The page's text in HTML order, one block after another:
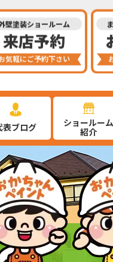
壁塗装ショールーム
来店予約
気軽にご予約下さい
表ブログ
ショールーム
紹介